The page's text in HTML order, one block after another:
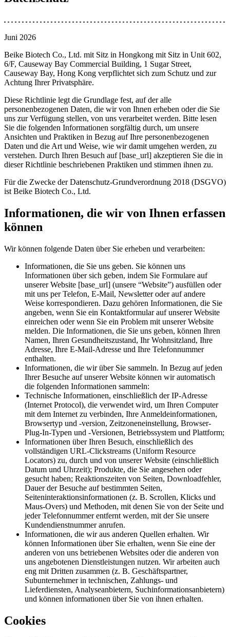
Juni 2026
Beike Biotech Co., Ltd. mit Sitz in Hongkong mit Sitz in Unit 602,
6/F, Causeway Bay Commercial Building, 1 Sugar Street,
Causeway Bay, Hong Kong verpflichtet sich zum Schutz und zur
Achtung Ihrer Privatsphäre.
Diese Richtlinie legt die Grundlage fest, auf der alle
personenbezogenen Daten, die wir von Ihnen erheben oder die Sie
uns zur Verfügung stellen, von uns verarbeitet werden. Bitte lesen
Sie die folgenden Informationen sorgfältig durch, um unsere
Ansichten und Praktiken in Bezug auf Ihre personenbezogenen
Daten und die Art und Weise, wie wir damit umgehen werden, zu
verstehen. Durch Ihren Besuch auf [base_url] akzeptieren Sie die in
dieser Richtlinie beschriebenen Praktiken und stimmen ihnen zu.
Für die Zwecke der Datenschutz-Grundverordnung 2018 (DSGVO)
ist Beike Biotech Co., Ltd.
Informationen, die wir von Ihnen erfassen
können
Wir können folgende Daten über Sie erheben und verarbeiten:
Informationen, die Sie uns geben. Sie können uns
Informationen über sich geben, indem Sie Formulare auf
unserer Website [base_url] (unsere “Website”) ausfüllen oder
mit uns per Telefon, E-Mail, Newsletter oder auf andere
Weise korrespondieren. Dazu gehören Informationen, die Sie
angeben, wenn Sie ein Kontaktformular auf unserer Website
einreichen oder wenn Sie ein Problem mit unserer Website
melden. Die Informationen, die Sie uns geben, können Ihren
Namen, Ihren Gesundheitszustand, Ihr Wohnsitzland, Ihre
Adresse, Ihre E-Mail-Adresse und Ihre Telefonnummer
enthalten.
Informationen, die wir über Sie sammeln. In Bezug auf jeden
Ihrer Besuche auf unserer Website können wir automatisch
die folgenden Informationen sammeln:
Technische Informationen, einschließlich der IP-Adresse
(Internet Protocol), die verwendet wird, um Ihren Computer
mit dem Internet zu verbinden, Ihre Anmeldeinformationen,
Browsertyp und -version, Zeitzoneneinstellung, Browser-
Plug-In-Typen und -Versionen, Betriebssystem und Plattform;
Informationen über Ihren Besuch, einschließlich des
vollständigen URL-Clickstreams (Uniform Resource
Locators) zu, durch und von unserer Website (einschließlich
Datum und Uhrzeit); Produkte, die Sie angesehen oder
gesucht haben; Reaktionszeiten von Seiten, Downloadfehler,
Dauer der Besuche auf bestimmten Seiten,
Seiteninteraktionsinformationen (z. B. Scrollen, Klicks und
Maus-Overs) und Methoden, mit denen Sie von der Seite und
jeder Telefonnummer entfernt werden, mit der Sie unsere
Kundendienstnummer anrufen.
Informationen, die wir aus anderen Quellen erhalten. Wir
können Informationen über Sie erhalten, wenn Sie eine der
anderen von uns betriebenen Websites oder die anderen von
uns angebotenen Dienstleistungen nutzen. Wir arbeiten auch
eng mit Dritten zusammen (z. B. Geschäftspartner,
Subunternehmer in technischen, Zahlungs- und
Lieferdiensten, Analyseanbietern, Suchinformationsanbietern)
und können informationen über Sie von ihnen erhalten.
Cookies